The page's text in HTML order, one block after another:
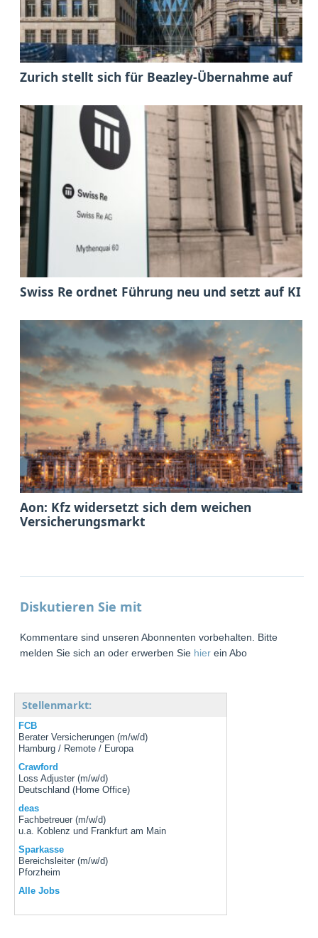
Zurich stellt sich für Beazley-Übernahme auf
Swiss Re ordnet Führung neu und setzt auf KI
Aon: Kfz widersetzt sich dem weichen
Versicherungsmarkt
Diskutieren Sie mit
Kommentare sind unseren Abonnenten vorbehalten. Bitte
melden Sie sich an oder erwerben Sie hier ein Abo
Stellenmarkt:
FCB
Berater Versicherungen (m/w/d)
Hamburg / Remote / Europa
Crawford
Loss Adjuster (m/w/d)
Deutschland (Home Office)
deas
Fachbetreuer (m/w/d)
u.a. Koblenz und Frankfurt am Main
Sparkasse
Bereichsleiter (m/w/d)
Pforzheim
Alle Jobs